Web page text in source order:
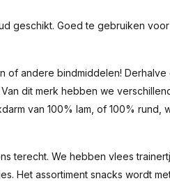
geschikt. Goed te gebruiken voor
of andere bindmiddelen! Derhalve
dit merk hebben we
van 100% lam, of 100% rund,
terecht. We hebben vlees
Het assortiment snacks wordt